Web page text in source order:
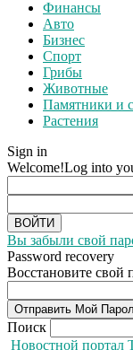
Финансы
Авто
Бизнес
Спорт
Грибы
Животные
Памятники и
Растения
Sign in
Welcome!Log into
Вы забыли свой
Password recovery
Восстановите свой
Поиск
Новостной портал